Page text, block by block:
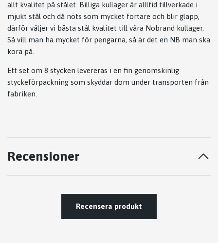
allt kvalitet på stålet. Billiga kullager är allltid tillverkade i
mjukt stål och då nöts som mycket fortare och blir glapp,
därför väljer vi bästa stål kvalitet till våra Nobrand kullager.
Så vill man ha mycket för pengarna, så är det en NB man ska
köra på.
Ett set om 8 stycken levereras i en fin genomskinlig
styckeförpackning som skyddar dom under transporten från
fabriken.
Recensioner
Recensera produkt